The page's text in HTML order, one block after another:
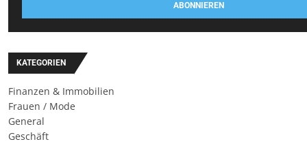
ABONNIEREN
KATEGORIEN
Finanzen & Immobilien
Frauen / Mode
General
Geschäft